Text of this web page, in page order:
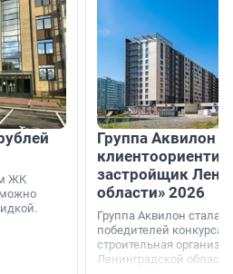
ЖК
можно
Группа Аквилон
застройщик
области» 2026
Группа Аквилон стала
победителей конкурса
строительная
Ленинградской области